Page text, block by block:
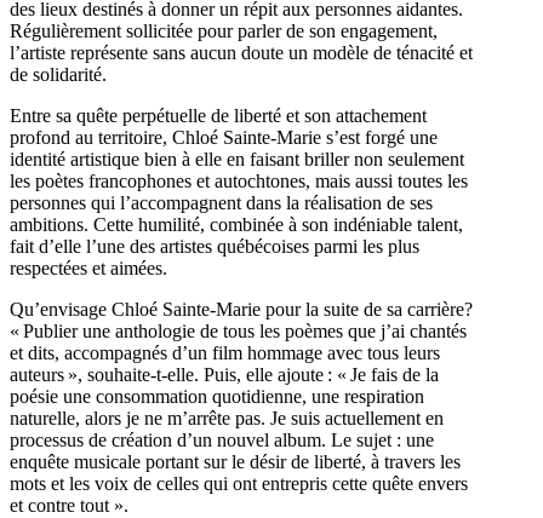
des lieux destinés à donner un répit aux personnes aidantes.
Régulièrement sollicitée pour parler de son engagement,
l’artiste représente sans aucun doute un modèle de ténacité et
de solidarité.
Entre sa quête perpétuelle de liberté et son attachement
profond au territoire, Chloé Sainte-Marie s’est forgé une
identité artistique bien à elle en faisant briller non seulement
les poètes francophones et autochtones, mais aussi toutes les
personnes qui l’accompagnent dans la réalisation de ses
ambitions. Cette humilité, combinée à son indéniable talent,
fait d’elle l’une des artistes québécoises parmi les plus
respectées et aimées.
Qu’envisage Chloé Sainte-Marie pour la suite de sa carrière?
« Publier une anthologie de tous les poèmes que j’ai chantés
et dits, accompagnés d’un film hommage avec tous leurs
auteurs », souhaite-t-elle. Puis, elle ajoute : « Je fais de la
poésie une consommation quotidienne, une respiration
naturelle, alors je ne m’arrête pas. Je suis actuellement en
processus de création d’un nouvel album. Le sujet : une
enquête musicale portant sur le désir de liberté, à travers les
mots et les voix de celles qui ont entrepris cette quête envers
et contre tout ».